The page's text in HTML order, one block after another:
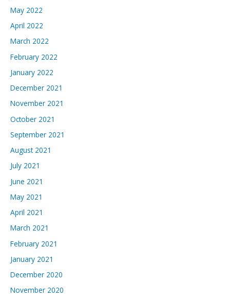
May 2022
April 2022
March 2022
February 2022
January 2022
December 2021
November 2021
October 2021
September 2021
August 2021
July 2021
June 2021
May 2021
April 2021
March 2021
February 2021
January 2021
December 2020
November 2020